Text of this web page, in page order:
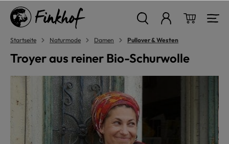
springen
Startseite Naturmode Damen Pullover & Westen
Troyer aus reiner Bio-Schurwolle
Bildergalerie überspringen